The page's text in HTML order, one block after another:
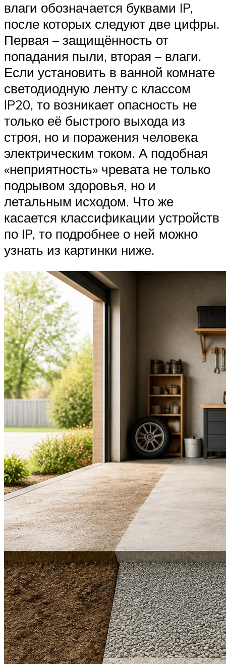
влаги обозначается буквами IP,
после которых следуют две цифры.
Первая – защищённость от
попадания пыли, вторая – влаги.
Если установить в ванной комнате
светодиодную ленту с классом
IP20, то возникает опасность не
только её быстрого выхода из
строя, но и поражения человека
электрическим током. А подобная
«неприятность» чревата не только
подрывом здоровья, но и
летальным исходом. Что же
касается классификации устройств
по IP, то подробнее о ней можно
узнать из картинки ниже.